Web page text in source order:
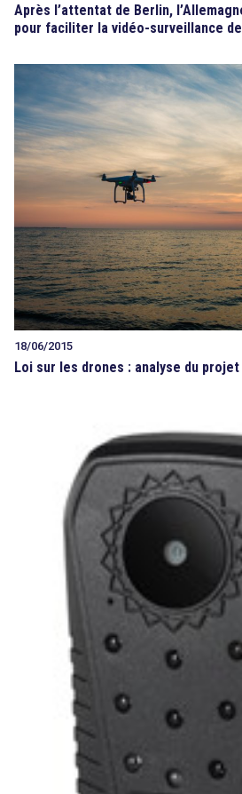
Après l’attentat de Berlin,
pour faciliter la vidéo-surveillance
18/06/2015
Loi sur les drones : analyse du